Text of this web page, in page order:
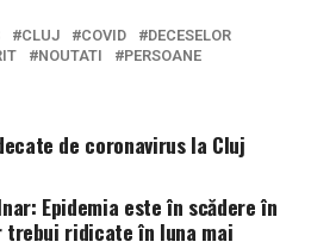
CLUJ COVID
DECESELOR
NOUTATI
PERSOANE
de coronavirus la Cluj
Epidemia este în scădere în
ridicate în luna mai